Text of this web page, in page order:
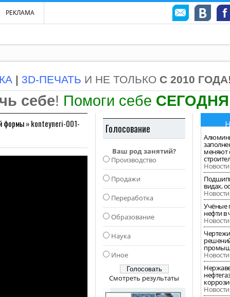
РЕКЛАМА
| 3D-ПЕЧАТЬ И НЕ ТОЛЬКО С 2010 ГОДА!
себе! Помоги себе СЕГОДНЯ
формы»konteyneri-001-
Голосование
Ваш род занятий?
Производство
Продажи
Переработка
Образование
Наука
Иное
Смотреть результаты
меняют
Новости
видах,
Новости
Учёные
нефти в
Новости
Новости
Новости